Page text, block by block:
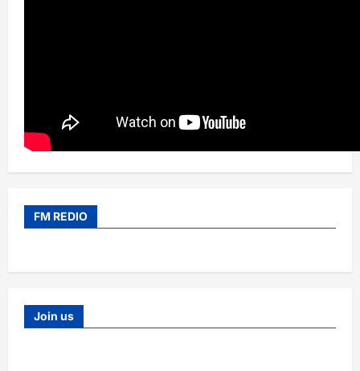
FM REDIO
Join us